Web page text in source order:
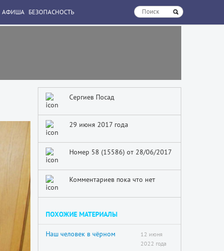
АФИША БЕЗОПАСНОСТЬ
Сергиев Посад
29 июня 2017 года
Номер 58 (15586) от 28/06/2017
Комментариев пока что нет
ПОХОЖИЕ МАТЕРИАЛЫ
Наш человек в чёрном
12 июня
2022 года